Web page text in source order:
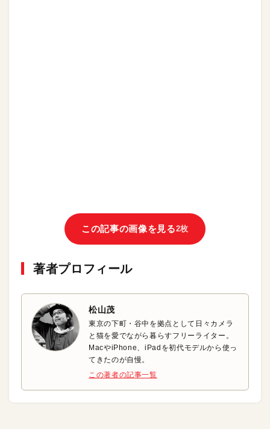
この記事の画像を見る2枚
著者プロフィール
松山茂
東京の下町・谷中を拠点として日々カメラ
と猫を愛でながら暮らすフリーライター。
MacやiPhone、iPadを初代モデルから使っ
てきたのが自慢。
この著者の記事一覧